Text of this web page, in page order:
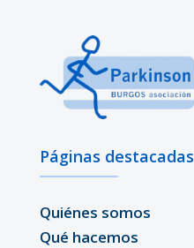
Páginas destacadas
Quiénes somos
Qué hacemos